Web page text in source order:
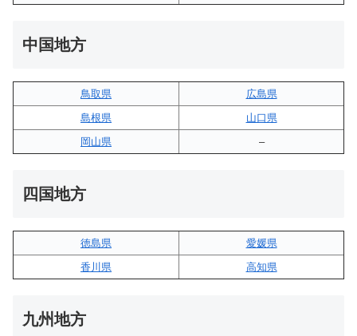
中国地方
鳥取県
広島県
島根県
山口県
岡山県
–
四国地方
徳島県
愛媛県
香川県
高知県
九州地方